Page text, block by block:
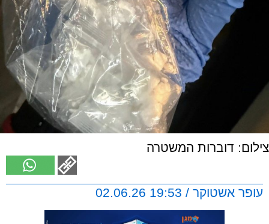
צילום: דוברות המשטרה
עופר אשטוקר / 19:53 02.06.26